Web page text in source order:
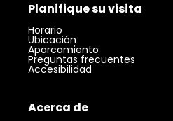
Planifique su visita
Horario
Ubicación
Aparcamiento
Preguntas frecuentes
Accesibilidad
Acerca de